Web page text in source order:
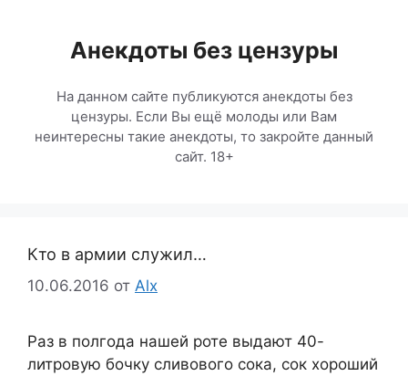
содержимомуАнекдоты без цензуры
На данном сайте публикуются анекдоты без
цензуры. Если Вы ещё молоды или Вам
неинтересны такие анекдоты, то закройте данный
сайт. 18+
Кто в армии служил…
10.06.2016 от Alx
Раз в полгода нашей роте выдают 40-
литровую бочку сливового сока, сок хороший